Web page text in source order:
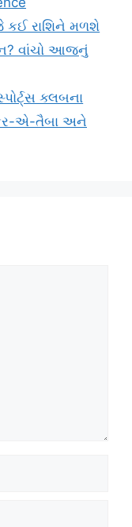
કઈ રાશિને મળશે
વાંચો આજનું
ક્લબના
એ-તૈબા અને